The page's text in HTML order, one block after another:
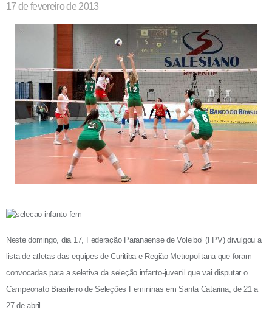
17 de fevereiro de 2013
Neste domingo, dia 17, Federação Paranaense de Voleibol (FPV) divulgou a
lista de atletas das equipes de Curitiba e Região Metropolitana que foram
convocadas para a seletiva da seleção infanto-juvenil que vai disputar o
Campeonato Brasileiro de Seleções Femininas em Santa Catarina, de 21 a
27 de abril.